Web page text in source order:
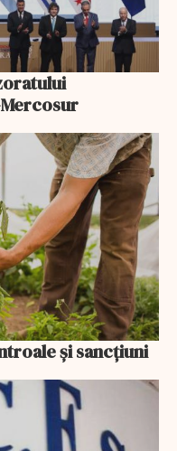
și sancțiuni